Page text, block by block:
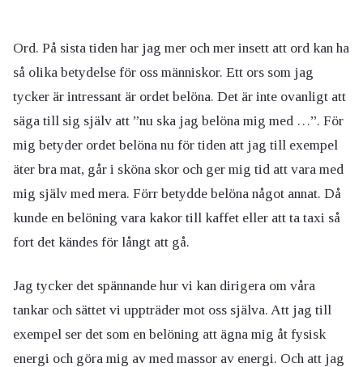
Ord. På sista tiden har jag mer och mer insett att ord kan ha
så olika betydelse för oss människor. Ett ors som jag
tycker är intressant är ordet belöna. Det är inte ovanligt att
säga till sig själv att ”nu ska jag belöna mig med …”. För
mig betyder ordet belöna nu för tiden att jag till exempel
äter bra mat, går i sköna skor och ger mig tid att vara med
mig själv med mera. Förr betydde belöna något annat. Då
kunde en belöning vara kakor till kaffet eller att ta taxi så
fort det kändes för långt att gå.
Jag tycker det spännande hur vi kan dirigera om våra
tankar och sättet vi uppträder mot oss själva. Att jag till
exempel ser det som en belöning att ägna mig åt fysisk
energi och göra mig av med massor av energi. Och att jag